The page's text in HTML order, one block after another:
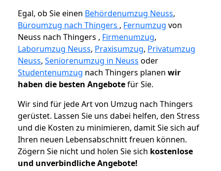
Egal, ob Sie einen Behördenumzug Neuss,
Büroumzug nach Thingers , Fernumzug von
Neuss nach Thingers , Firmenumzug,
Laborumzug Neuss, Praxisumzug, Privatumzug
Neuss, Seniorenumzug in Neuss oder
Studentenumzug nach Thingers planen wir
haben die besten Angebotefür Sie.
Wir sind für jede Art von Umzug nach Thingers
gerüstet. Lassen Sie uns dabei helfen, den Stress
und die Kosten zu minimieren, damit Sie sich auf
Ihren neuen Lebensabschnitt freuen können.
Zögern Sie nicht und holen Sie sich kostenlose
und unverbindliche Angebote!